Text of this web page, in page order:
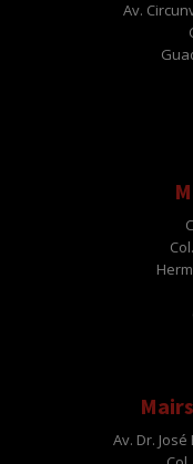
Av.
Av. Dr.